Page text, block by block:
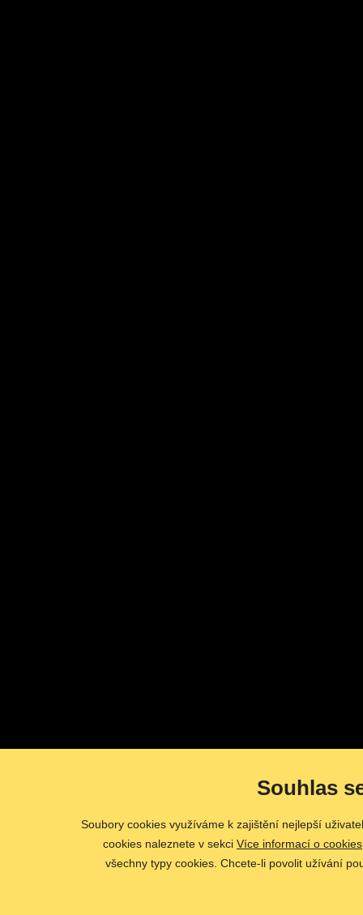
Souhlas
Soubory cookies využíváme k zajištění nejlepší
cookies naleznete v sekci Více informací o cookies
všechny typy cookies. Chcete-li povolit užívání